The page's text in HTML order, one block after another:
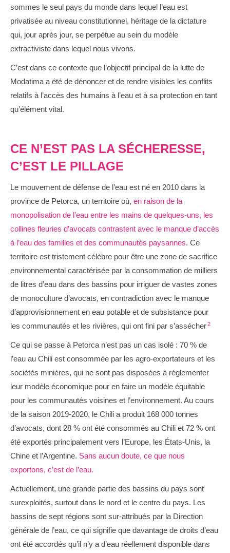
sommes le seul pays du monde dans lequel l’eau est
privatisée au niveau constitutionnel, héritage de la dictature
qui, jour après jour, se perpétue au sein du modèle
extractiviste dans lequel nous vivons.
C’est dans ce contexte que l’objectif principal de la lutte de
Modatima a été de dénoncer et de rendre visibles les conflits
relatifs à l’accès des humains à l’eau et à sa protection en tant
qu’élément vital.
CE N’EST PAS LA SÉCHERESSE,
C’EST LE PILLAGE
Le mouvement de défense de l’eau est né en 2010 dans la
province de Petorca, un territoire où, en raison de la
monopolisation de l’eau entre les mains de quelques-uns, les
collines fleuries d’avocats contrastent avec le manque d’accès
à l’eau des familles et des communautés paysannes. Ce
territoire est tristement célèbre pour être une zone de sacrifice
environnemental caractérisée par la consommation de milliers
de litres d’eau dans des bassins pour irriguer de vastes zones
de monoculture d’avocats, en contradiction avec le manque
d’approvisionnement en eau potable et de subsistance pour
les communautés et les rivières, qui ont fini par s’assécher2
Ce qui se passe à Petorca n’est pas un cas isolé : 70 % de
l’eau au Chili est consommée par les agro-exportateurs et les
sociétés minières, qui ne sont pas disposées à réglementer
leur modèle économique pour en faire un modèle équitable
pour les communautés voisines et l’environnement. Au cours
de la saison 2019-2020, le Chili a produit 168 000 tonnes
d’avocats, dont 28 % ont été consommés au Chili et 72 % ont
été exportés principalement vers l’Europe, les États-Unis, la
Chine et l’Argentine. Sans aucun doute, ce que nous
exportons, c’est de l’eau.
Actuellement, une grande partie des bassins du pays sont
surexploités, surtout dans le nord et le centre du pays. Les
bassins de sept régions sont sur-attribués par la Direction
générale de l’eau, ce qui signifie que davantage de droits d’eau
ont été accordés qu’il n’y a d’eau réellement disponible dans